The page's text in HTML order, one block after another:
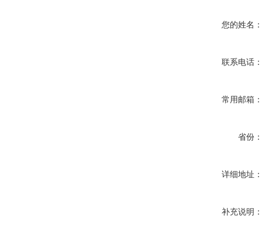
您的姓名：
联系电话：
常用邮箱：
省份：
详细地址：
补充说明：